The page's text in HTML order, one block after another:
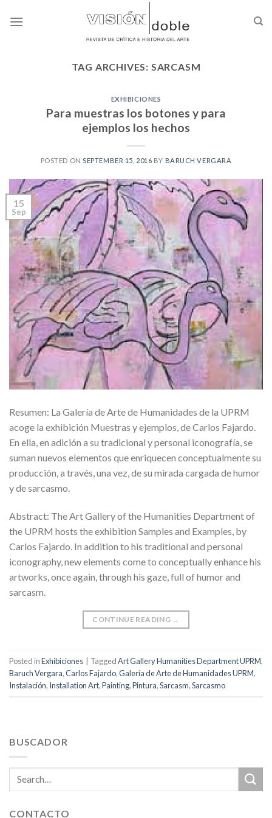
TAG ARCHIVES: SARCASM
EXHIBICIONES
Para muestras los botones y para
ejemplos los hechos
POSTED ON SEPTEMBER 15, 2016 BY BARUCH VERGARA
15
Sep
Resumen: La Galería de Arte de Humanidades de la UPRM
acoge la exhibición Muestras y ejemplos, de Carlos Fajardo.
En ella, en adición a su tradicional y personal iconografía, se
suman nuevos elementos que enriquecen conceptualmente su
producción, a través, una vez, de su mirada cargada de humor
y de sarcasmo.
Abstract: The Art Gallery of the Humanities Department of
the UPRM hosts the exhibition Samples and Examples, by
Carlos Fajardo. In addition to his traditional and personal
iconography, new elements come to conceptually enhance his
artworks, once again, through his gaze, full of humor and
sarcasm.
CONTINUE READING →
Posted inExhibiciones TaggedArt Gallery Humanities Department UPRM,
Baruch Vergara,Carlos Fajardo,Galería de Arte de Humanidades UPRM,
Instalación, Installation Art,Painting,Pintura,Sarcasm,Sarcasmo
BUSCADOR
CONTACTO